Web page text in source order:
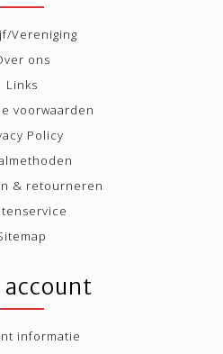
Vereniging
ons
Links
voorwaarden
Policy
& retourneren
informatie